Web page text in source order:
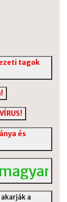
tagok
és
a